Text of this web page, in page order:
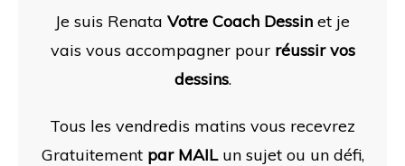
Je suis Renata Votre Coach Dessin et je
vais vous accompagner pour réussir vos
dessins.
Tous les vendredis matins vous recevrez
Gratuitement par MAILun sujet ou un défi,